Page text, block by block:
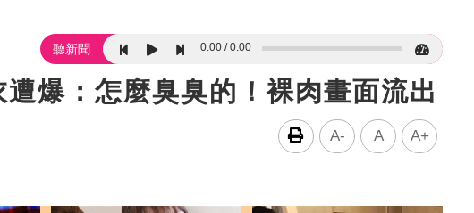
聽新聞 0:00 0:00
爆：怎麼臭臭的！裸肉畫面流出
A- A A+